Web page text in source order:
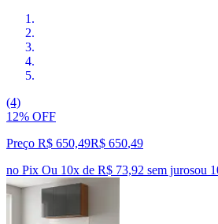
(4)
12% OFF
Preço R$ 650,49R$ 650,49
no Pix Ou 10x de R$ 73,92 sem jurosou